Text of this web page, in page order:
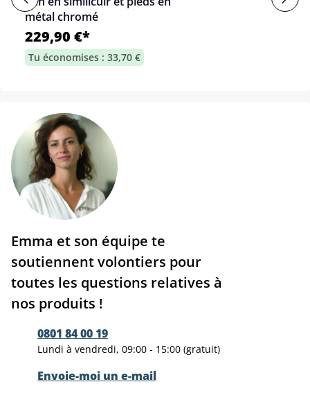
métal chromé
229,90 €*
Tu économises : 33,70 €
Emma et son équipe te
soutiennent volontiers pour
toutes les questions relatives à
nos produits !
0801 84 00 19
Lundi à vendredi, 09:00 - 15:00 (gratuit)
Envoie-moi un e-mail